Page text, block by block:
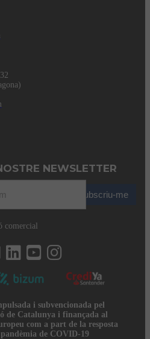
NEWSLETTER
Subscriu-me
comercial
i subvencionada pel
de Catalunya i finançada al
com a part de la resposta
de COVID-19